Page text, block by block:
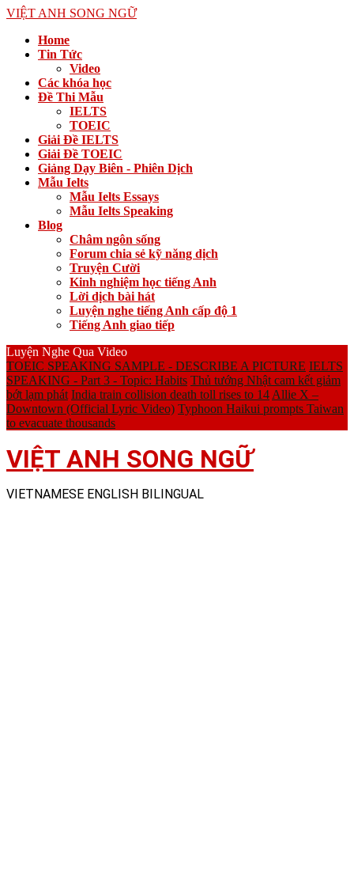
VIỆT ANH SONG NGỮ
Home
Tin Tức
Video
Các khóa học
Đề Thi Mẫu
IELTS
TOEIC
Giải Đề IELTS
Giải Đề TOEIC
Giảng Dạy Biên - Phiên Dịch
Mẫu Ielts
Mẫu Ielts Essays
Mẫu Ielts Speaking
Blog
Châm ngôn sống
Forum chia sẻ kỹ năng dịch
Truyện Cười
Kinh nghiệm học tiếng Anh
Lời dịch bài hát
Luyện nghe tiếng Anh cấp độ 1
Tiếng Anh giao tiếp
Luyện Nghe Qua Video
TOEIC SPEAKING SAMPLE - DESCRIBE A PICTURE IELTS
SPEAKING - Part 3 - Topic: Habits Thủ tướng Nhật cam kết giảm
bớt lạm phát India train collision death toll rises to 14 Allie X –
Downtown (Official Lyric Video) Typhoon Haikui prompts Taiwan
to evacuate thousands
VIỆT ANH SONG NGỮ
VIETNAMESE ENGLISH BILINGUAL